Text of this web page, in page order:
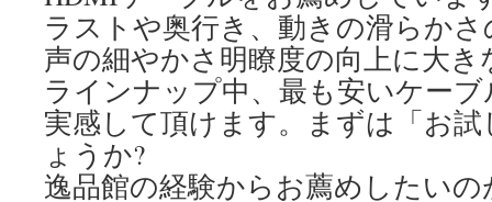
ラストや奥行き、動きの滑らか
声の細やかさ明瞭度の向上に大
ラインナップ中、最も安いケー
実感して頂けます。まずは「お
ょうか?
逸品館の経験からお薦めしたい